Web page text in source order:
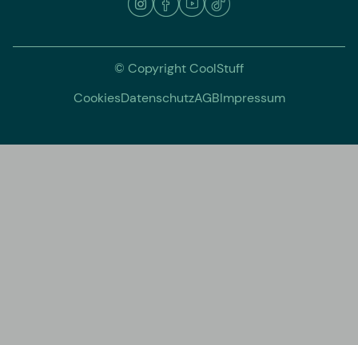
© Copyright CoolStuff
CookiesDatenschutzAGBImpressum